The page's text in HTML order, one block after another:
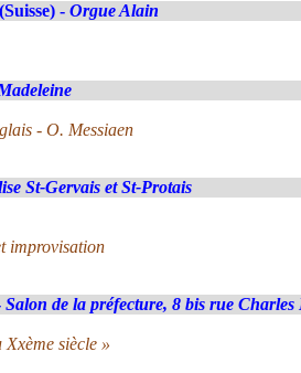
- Orgue Alain
- O. Messiaen
St-Gervais et St-Protais
improvisation
Salon de la préfecture, 8 bis rue Charles
siècle »